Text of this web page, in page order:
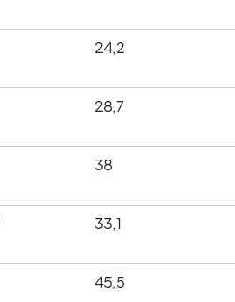
24,2
28,7
38
33,1
45,5